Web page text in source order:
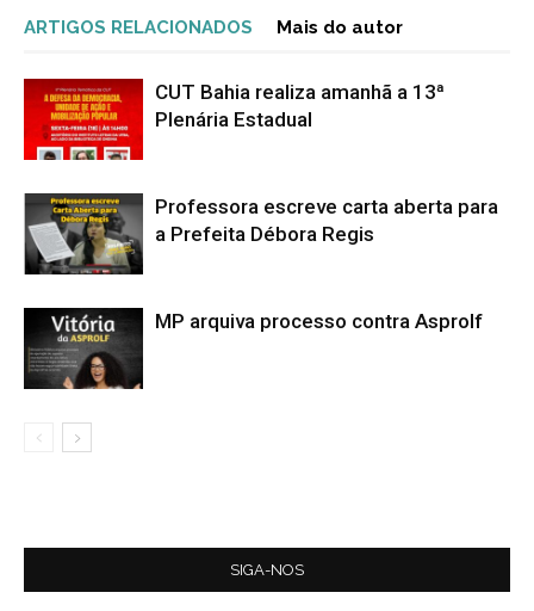
ARTIGOS RELACIONADOS Mais do autor
CUT Bahia realiza amanhã a 13ª
Plenária Estadual
Professora escreve carta aberta para
a Prefeita Débora Regis
MP arquiva processo contra Asprolf
SIGA-NOS